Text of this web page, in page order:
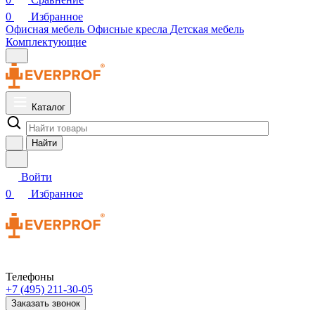
0
Избранное
Офисная мебель Офисные кресла Детская мебель
Комплектующие
Каталог
Найти
Войти
0
Избранное
Телефоны
+7 (495) 211-30-05
Заказать звонок